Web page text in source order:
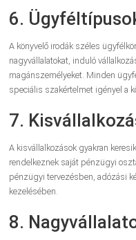
6.
A könyvelő irodák széles
nagyvállalatokat, induló
magánszemélyeket. Minden
speciális szakértelmet igényel a
7.
A kisvállalkozások gyakran
rendelkeznek saját pénzügyi
pénzügyi tervezésben, adózási
kezelésében.
8.